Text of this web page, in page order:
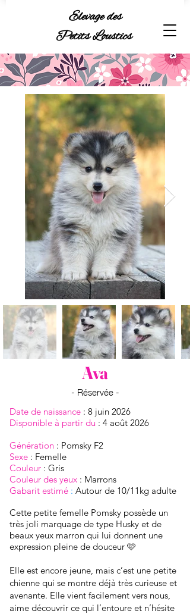
Elevage des
Petits Loustics
Ava
- Réservée -
Date de naissance : 8 juin 2026
Disponible à partir du : 4 août 2026
Génération : Pomsky F2
Sexe : Femelle
Couleur : Gris
Couleur des yeux : Marrons
Gabarit estimé​ : Autour de 10/11kg adulte
Cette petite femelle Pomsky possède un
très joli marquage de type Husky et de
beaux yeux marron qui lui donnent une
expression pleine de douceur 🩷
Elle est encore jeune, mais c’est une petite
chienne qui se montre déjà très curieuse et
avenante. Elle vient facilement vers nous,
aime découvrir ce qui l’entoure et n’hésite